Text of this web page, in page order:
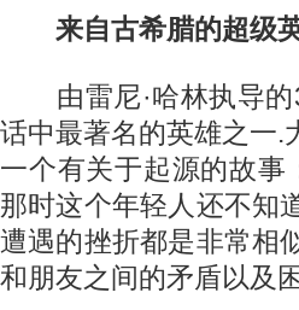
来自古希腊的超级
由雷尼·哈林执导的
话中最著名的英雄之一.
一个有关于起源的故事
那时这个年轻人还不知
遭遇的挫折都是非常相
和朋友之间的矛盾以及